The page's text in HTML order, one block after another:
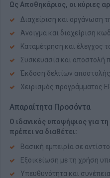
Ως Αποθηκάριος, οι κύριες
Διαχείριση και οργάνωση
Άνοιγμα και διαχείριση
Καταμέτρηση και έλεγχος
Συσκευασία και αποστολή
Έκδοση δελτίων αποστολής
Χειρισμός προγράμματος
Απαραίτητα Προσόντα
Ο ιδανικός υποψήφιος για
πρέπει να διαθέτει:
Βασική εμπειρία σε
Εξοικείωση με τη χρήση
Υπευθυνότητα και συνέπεια